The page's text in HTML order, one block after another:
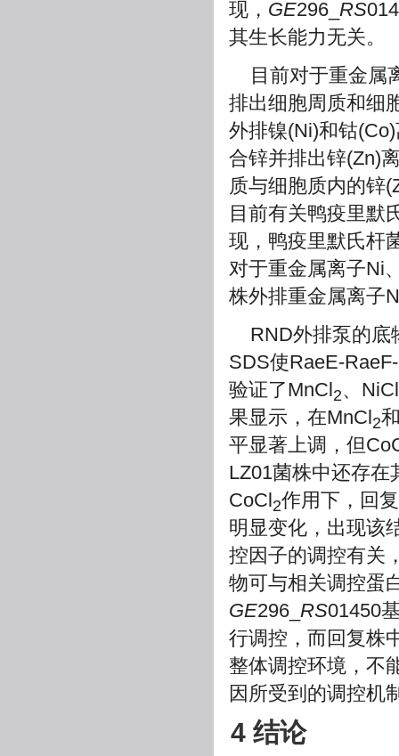
现， GE296_ RS
其生长能力无关。
目前对于重金属
排出细胞周质和细
外排镍(Ni)和钴
合锌并排出锌(Zn)
质与细胞质内的锌
目前有关鸭疫里默
现，鸭疫里默氏杆
对于重金属离子Ni
株外排重金属离子
RND外排泵的底
SDS使RaeE-
验证了MnCl2、NiCl
果显示，在MnCl2
平显著上调，但
LZ01菌株中还存在
CoCl2作用下，回
明显变化，出现该
控因子的调控有关
物可与相关调控蛋
GE296_ RS01450
行调控，而回复株
整体调控环境，不
因所受到的调控机
4 结论